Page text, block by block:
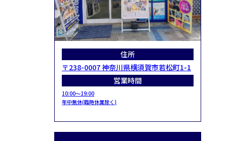
住所
〒238-0007 神奈川県横須賀市若松町1-1
営業時間
10:00～19:00
年中無休(臨時休業除く)